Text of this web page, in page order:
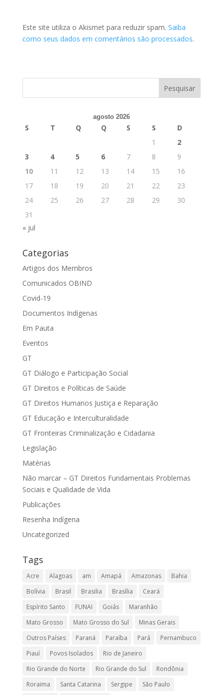
Este site utiliza o Akismet para reduzir spam. Saiba
como seus dados em comentários são processados.
agosto 2026
S T Q Q S S
D
1
2
3
4 5 6 7 8
9
10
11 12 13 14 15
16
17
18 19 20 21 22
23
24
25 26 27 28 29
30
31
« jul
Categorias
Artigos dos Membros
Comunicados OBIND
Covid-19
Documentos Indígenas
Em Pauta
Eventos
GT
GT Diálogo e Participação Social
GT Direitos e Políticas de Saúde
GT Direitos Humanos Justiça e Reparação
GT Educação e Interculturalidade
GT Fronteiras Criminalização e Cidadania
Legislação
Matérias
Não marcar – GT Direitos Fundamentais Problemas
Sociais e Qualidade de Vida
Publicações
Resenha Indígena
Uncategorized
Tags
Acre Alagoas am Amapá Amazonas
Bahia
Bolívia
Brasil Brasilia Brasília
Ceará
Espírito Santo
FUNAI Goiás
Maranhão
Mato Grosso
Mato Grosso do Sul
Minas Gerais
Outros Países
Paraná Paraíba Pará
Pernambuco
Piauí
Povos Isolados
Rio de Janeiro
Rio Grande do Norte
Rio Grande do Sul
Rondônia
Roraima
Santa Catarina Sergipe
São Paulo